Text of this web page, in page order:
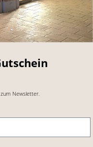
Newsletter.